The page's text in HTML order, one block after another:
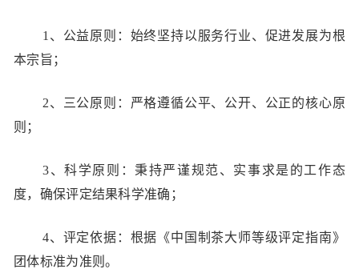
1、公益原则：始终坚持以服务行业、促进发展为根
本宗旨；
2、三公原则：严格遵循公平、公开、公正的核心原
则；
3、科学原则：秉持严谨规范、实事求是的工作态
度，确保评定结果科学准确；
4、评定依据：根据《中国制茶大师等级评定指南》
团体标准为准则。